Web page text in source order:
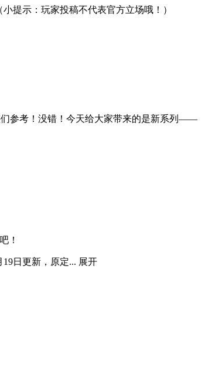
提示：玩家投稿不代表官方立场哦！）
们参考！没错！今天给大家带来的是新系列——
！
日更新，原定... 展开